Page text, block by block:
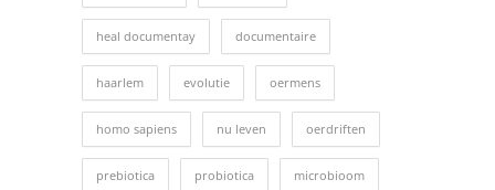
heal documentay documentaire
haarlem evolutie oermens
homo sapiens nu leven oerdriften
prebiotica probiotica microbioom